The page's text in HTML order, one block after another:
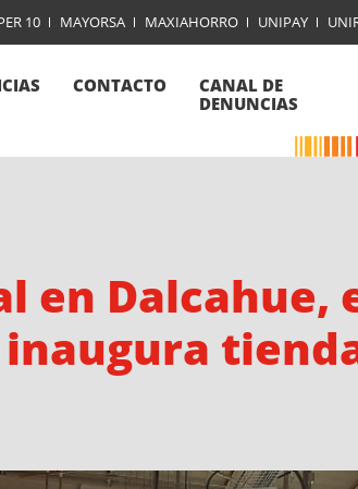
10 MAYORSA MAXIAHORRO UNIPAY
CONTACTO
CANAL DE
DENUNCIAS
en Dalcahue,
inaugura